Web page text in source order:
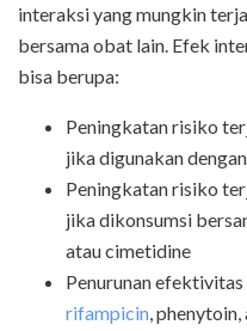
interaksi yang mungkin
bersama obat lain. Efek
bisa berupa:
Peningkatan risiko
jika digunakan
Peningkatan risiko
jika dikonsumsi
atau cimetidine
Penurunan
rifampicin, phenytoin,